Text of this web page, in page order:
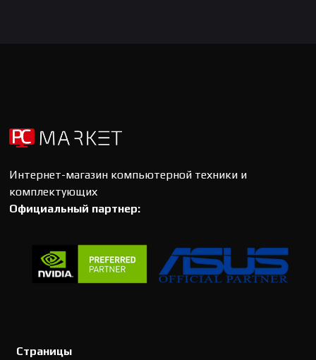
Интернет-магазин компьютерной техники и
комплектующих
Официальный партнер:
Страницы